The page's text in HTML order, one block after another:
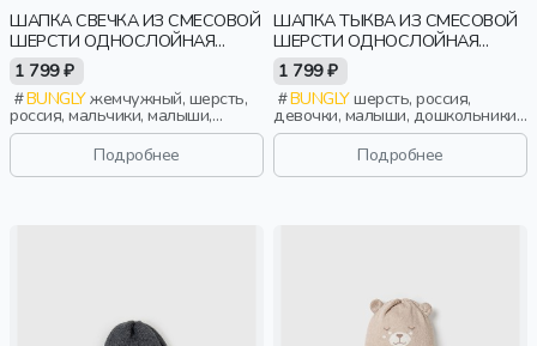
ШАПКА СВЕЧКА ИЗ СМЕСОВОЙ
ШЕРСТИ ОДНОСЛОЙНАЯ
"ЖЕМЧУГ"
1 799 ₽
BUNGLYжемчужный, шерсть,
россия, мальчики, малыши,
дошкольники, дети
Подробнее
ШАПКА ТЫКВА ИЗ СМЕСОВОЙ
ШЕРСТИ ОДНОСЛОЙНАЯ
"ФУНДУК"
1 799 ₽
BUNGLYшерсть, россия,
девочки, малыши, дошкольники,
дети
Подробнее